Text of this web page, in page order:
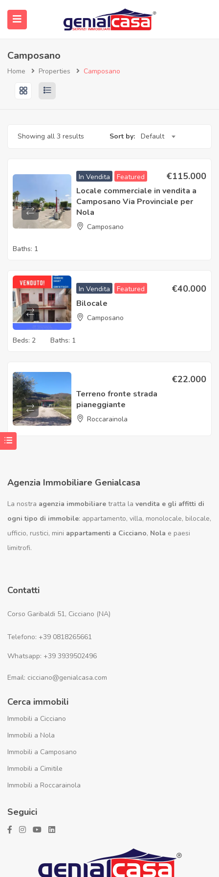
(Immobili)
Camposano
Home Properties Camposano
Showing all 3 results Sort by: Default
In Vendita Featured €115.000
Locale commerciale in vendita a
Camposano Via Provinciale per
Nola
Camposano
Baths: 1
In Vendita Featured €40.000
Bilocale
Camposano
Beds: 2 Baths: 1
€22.000
Terreno fronte strada
pianeggiante
Roccarainola
Agenzia Immobiliare Genialcasa
La nostra agenzia immobiliare tratta la vendita e gli affitti di
ogni tipo di immobile: appartamento, villa, monolocale, bilocale,
ufficio, rustici, mini appartamenti a Cicciano, Nola e paesi
limitrofi.
Contatti
Corso Garibaldi 51, Cicciano (NA)
Telefono: +39 0818265661
Whatsapp: +39 3939502496
Email: cicciano@genialcasa.com
Cerca immobili
Immobili a Cicciano
Immobili a Nola
Immobili a Camposano
Immobili a Cimitile
Immobili a Roccarainola
Seguici